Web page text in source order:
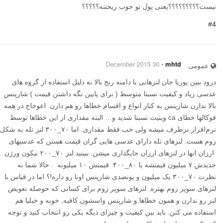
نیست؟؟؟؟؟؟؟؟؟یعنی پول تو جوب ریختنه؟؟؟؟؟
#4
عمومی mhtd
⋅
30 December 2015
درود ببین پوریا جان لنزهایی با دامنه رنج بالا به دلیل استفاده از گروه های
عدسی زیاد و کیفیت نسبتا متوسط ( برای پایین نگه داشتن قیمت ) شارپنس
بالا ندارن شارپنس به کنار انواع و اقسام خطاها رو هم دارن. اعوجاج در همه
فوکالها خطای ca وینیت نسبتا شدید و… البته مقداری از این خطاها توسط
نرم‌افزار برطرف میشه ولی خب فقط مقداری. اما ۷۰_۳۰۰ لنز تله به شکل
زوم هست. لنزهای تله دارای عدسی هایی گران قیمت هستن که عدسیهای
ارزان انها در لنزهای ارزان جایگذاری میشن. ببینید لنز ۷۰_۲۰۰ نیکون ورژن
جدیدش ۷ میلیون قیمتشه یا ۸۰_۴۰۰ قیمتش ۱۰ میلیونه . حالا شما به
نظرت ۷۰_۳۰۰ یک میلیون و پونصدی شارپنس اونا رو داره!؟ اما در قیاس با
لنزهای سوپر زوم بهتره. لنزهای سوپر زوم برای کسانی که حوصله تعویض
لنز رو ندارن و همون خطاها و شارپنس واسشون کافیه, خوبه و خیلیا هم
استفاده می کنن. باید بین کیفیت و چیزای دیگه یکی رو انتخاب کنید و توجه